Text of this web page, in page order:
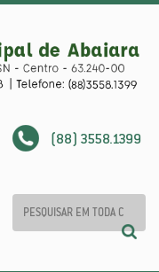
(88) 3558.1399